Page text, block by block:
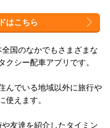
はこちら
国のなかでもさまざまな
クシー配車アプリです。
んでいる地域以外に旅行や
使えます。
友達を紹介したタイミン